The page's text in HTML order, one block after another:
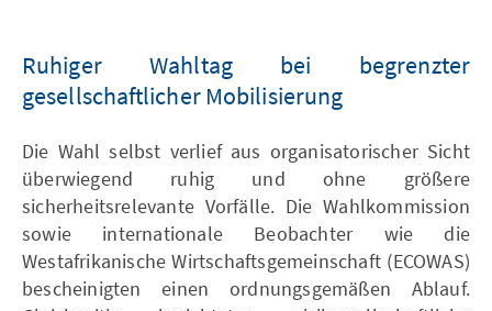
Ruhiger Wahltag bei begrenzter
gesellschaftlicher Mobilisierung
Die Wahl selbst verlief aus organisatorischer Sicht
überwiegend ruhig und ohne größere
sicherheitsrelevante Vorfälle. Die Wahlkommission
sowie internationale Beobachter wie die
Westafrikanische Wirtschaftsgemeinschaft (ECOWAS)
bescheinigten einen ordnungsgemäßen Ablauf.